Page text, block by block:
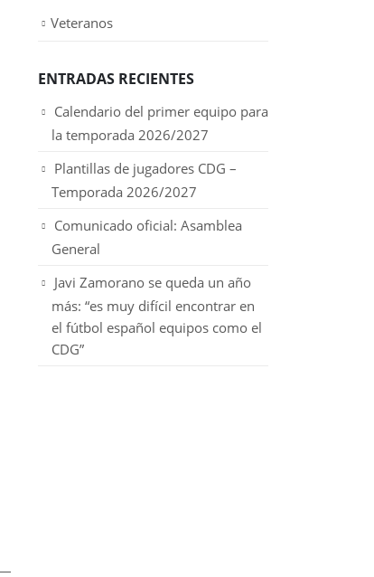
Veteranos
ENTRADAS RECIENTES
Calendario del primer equipo para
la temporada 2026/2027
Plantillas de jugadores CDG –
Temporada 2026/2027
Comunicado oficial: Asamblea
General
Javi Zamorano se queda un año
más: “es muy difícil encontrar en
el fútbol español equipos como el
CDG”